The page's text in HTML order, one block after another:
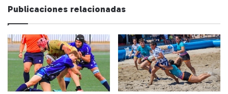
Publicaciones relacionadas